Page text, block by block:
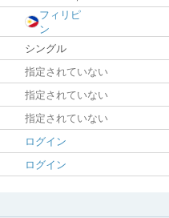
フィリピ
ン
シングル
指定されていない
指定されていない
指定されていない
ログイン
ログイン